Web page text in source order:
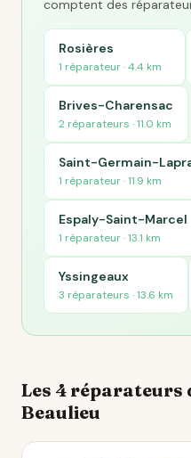
comptent des
Rosières
1 réparateur · 4.4 km
Brives-Charensac
2 réparateurs · 11.0 km
Saint-Germain-
1 réparateur · 11.9 km
Espaly-Saint-Marcel
1 réparateur · 13.1 km
Yssingeaux
3 réparateurs · 13.6 km
Les 4 réparateurs
Beaulieu